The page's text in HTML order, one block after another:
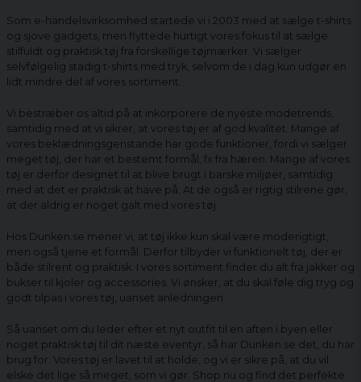
Som e-handelsvirksomhed startede vi i 2003 med at sælge t-shirts
og sjove gadgets, men flyttede hurtigt vores fokus til at sælge
stilfuldt og praktisk tøj fra forskellige tøjmærker. Vi sælger
selvfølgelig stadig t-shirts med tryk, selvom de i dag kun udgør en
lidt mindre del af vores sortiment.
Vi bestræber os altid på at inkorporere de nyeste modetrends,
samtidig med at vi sikrer, at vores tøj er af god kvalitet. Mange af
vores beklædningsgenstande har gode funktioner, fordi vi sælger
meget tøj, der har et bestemt formål, fx fra hæren. Mange af vores
tøj er derfor designet til at blive brugt i barske miljøer, samtidig
med at det er praktisk at have på. At de også er rigtig stilrene gør,
at der aldrig er noget galt med vores tøj.
Hos Dunken.se mener vi, at tøj ikke kun skal være moderigtigt,
men også tjene et formål. Derfor tilbyder vi funktionelt tøj, der er
både stilrent og praktisk. I vores sortiment finder du alt fra jakker og
bukser til kjoler og accessories. Vi ønsker, at du skal føle dig tryg og
godt tilpas i vores tøj, uanset anledningen.
Så uanset om du leder efter et nyt outfit til en aften i byen eller
noget praktisk tøj til dit næste eventyr, så har Dunken.se det, du har
brug for. Vores tøj er lavet til at holde, og vi er sikre på, at du vil
elske det lige så meget, som vi gør. Shop nu og find det perfekte